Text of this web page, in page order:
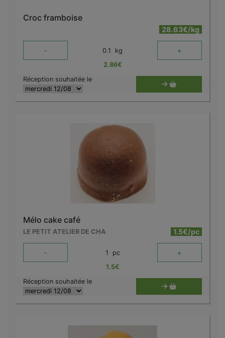
Croc framboise
28.63€/kg
- 0.1 kg +
2.86€
Réception souhaitée le
Mélo cake café
LE PETIT ATELIER DE CHA 1.5€/pc
- 1 pc +
1.5€
Réception souhaitée le